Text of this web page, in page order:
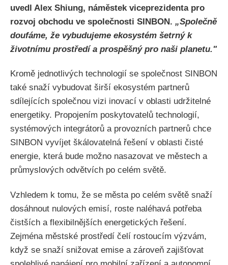
uvedl Alex Shiung, náměstek viceprezidenta pro
rozvoj obchodu ve společnosti SINBON. „Společně
doufáme, že vybudujeme ekosystém šetrný k
životnímu prostředí a prospěšný pro naši planetu."
Kromě jednotlivých technologií se společnost SINBON
také snaží vybudovat širší ekosystém partnerů
sdílejících společnou vizi inovací v oblasti udržitelné
energetiky. Propojením poskytovatelů technologií,
systémových integrátorů a provozních partnerů chce
SINBON vyvíjet škálovatelná řešení v oblasti čisté
energie, která bude možno nasazovat ve městech a
průmyslových odvětvích po celém světě.
Vzhledem k tomu, že se města po celém světě snaží
dosáhnout nulových emisí, roste naléhavá potřeba
čistších a flexibilnějších energetických řešení.
Zejména městské prostředí čelí rostoucím výzvám,
když se snaží snižovat emise a zároveň zajišťovat